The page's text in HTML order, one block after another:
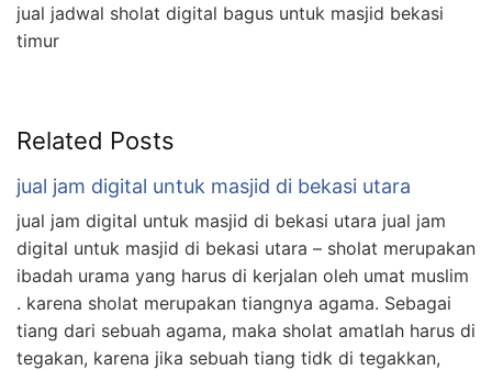
jual jadwal sholat digital bagus untuk masjid bekasi
timur
Related Posts
jual jam digital untuk masjid di bekasi utara
jual jam digital untuk masjid di bekasi utara jual jam
digital untuk masjid di bekasi utara – sholat merupakan
ibadah urama yang harus di kerjalan oleh umat muslim
. karena sholat merupakan tiangnya agama. Sebagai
tiang dari sebuah agama, maka sholat amatlah harus di
tegakan, karena jika sebuah tiang tidk di tegakkan,